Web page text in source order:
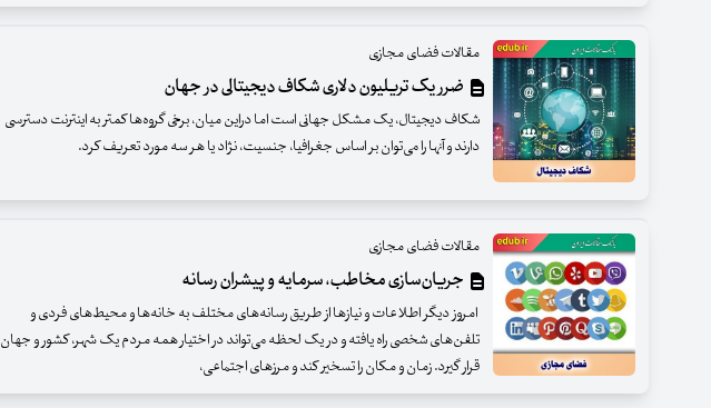
مقالات فضای مجازی
ضرر یک تریلیون دلاری شکاف دیجیتالی در جهان
شکاف دیجیتال، یک مشکل جهانی است اما دراین میان، برخی گروه‌ها کمتر به اینترنت دسترسی
دارند و آنها را می‌توان بر اساس جغرافیا، جنسیت، ‌نژاد یا هر سه مورد تعریف کرد.
مقالات فضای مجازی
جریان‌سازی مخاطب، سرمایه و پیشران رسانه
امروز دیگر اطلاعات و نیازها از طریق رسانه‌های مختلف به خانه‌ها و محیط‌های فردی و
تلفن‌های شخصی راه یافته و در یک لحظه می‌تواند در اختیار همه مردم یک شهر، کشور و جهان
قرار گیرد. زمان و مکان را تسخیر کند و مرزهای اجتماعی،